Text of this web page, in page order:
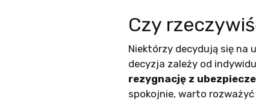
Czy
Niektórzy decydują się na
decyzja zależy od
rezygnację z
spokojnie, warto